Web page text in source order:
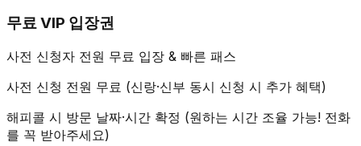
무료 VIP 입장권
사전 신청자 전원 무료 입장 & 빠른 패스
사전 신청 전원 무료 (신랑·신부 동시 신청 시 추가 혜택)
해피콜 시 방문 날짜·시간 확정 (원하는 시간 조율 가능! 전화
를 꼭 받아주세요)